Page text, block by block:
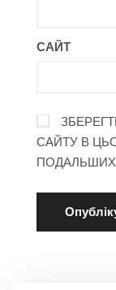
САЙТ
САЙТУ В
ПОДАЛЬШИХ